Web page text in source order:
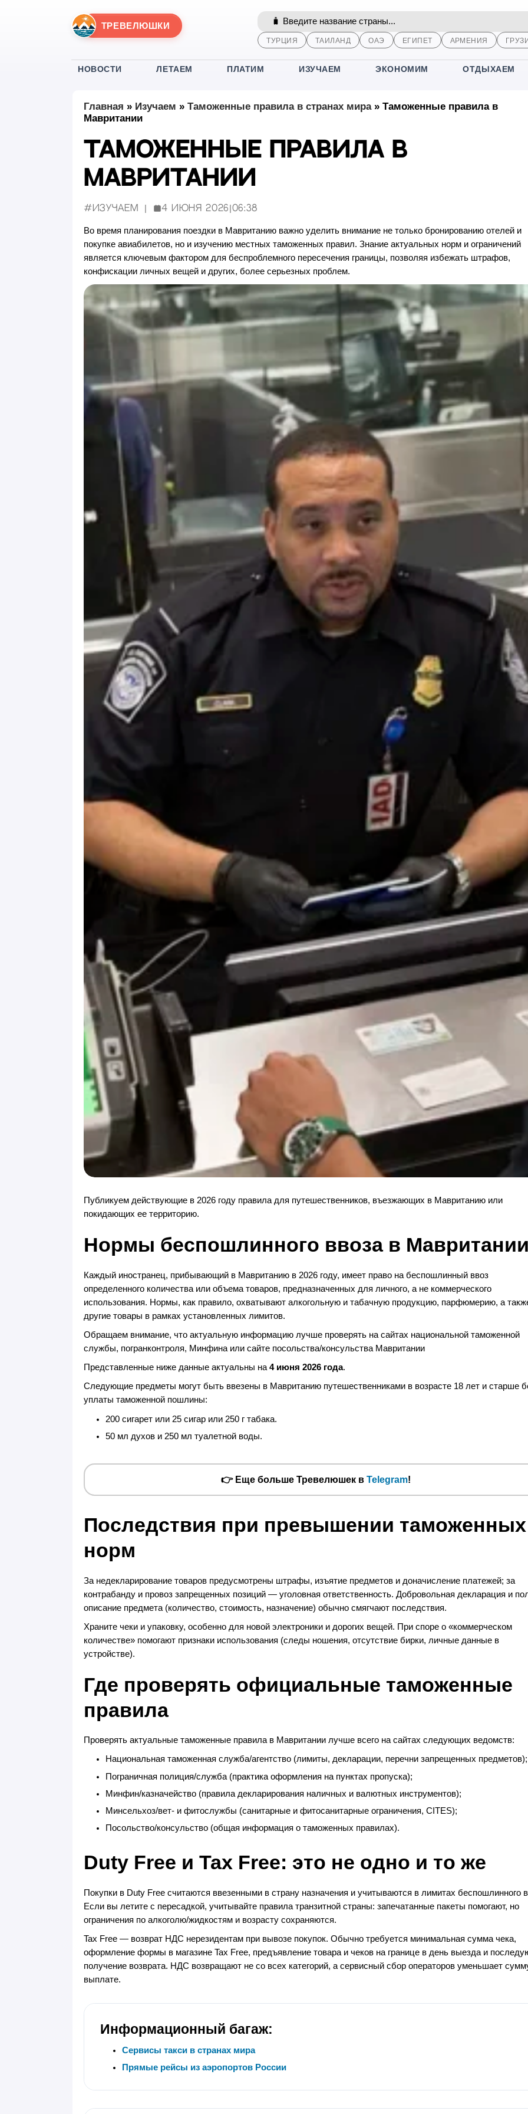
ТРЕВЕЛЮШКИ
ТУРЦИЯ ТАИЛАНД ОАЭ ЕГИПЕТ АРМЕНИЯ
НОВОСТИ ЛЕТАЕМ ПЛАТИМ ИЗУЧАЕМ ЭКОНОМИМ ОТДЫХАЕМ
Главная » Изучаем » Таможенные правила в странах мира» Таможенные правила в
Мавритании
Таможенные правила в
Мавритании
#Изучаем Опубликовано:
4 июня 2026 06:38
Во время планирования поездки в Мавританию важно уделить внимание не только бронированию отелей и
покупке авиабилетов, но и изучению местных таможенных правил. Знание актуальных норм и ограничений
является ключевым фактором для беспроблемного пересечения границы, позволяя избежать штрафов,
конфискации личных вещей и других, более серьезных проблем.
Публикуем действующие в 2026 году правила для путешественников, въезжающих в Мавританию или
покидающих ее территорию.
Нормы беспошлинного ввоза в
Каждый иностранец, прибывающий в Мавританию в 2026 году, имеет право на беспошлинный ввоз
определенного количества или объема товаров, предназначенных для личного, а не коммерческого
использования. Нормы, как правило, охватывают алкогольную и табачную продукцию, парфюмерию, а
другие товары в рамках установленных лимитов.
Обращаем внимание, что актуальную информацию лучше проверять на сайтах национальной таможенной
службы, погранконтроля, Минфина или сайте посольства/консульства Мавритании
Представленные ниже данные актуальны на4 июня 2026 года.
Следующие предметы могут быть ввезены в Мавританию путешественниками в возрасте 18 лет и старше
уплаты таможенной пошлины:
200 сигарет или 25 сигар или 250 г табака.
50 мл духов и 250 мл туалетной воды.
👉 Еще больше Тревелюшек вTelegram!
Последствия при превышении таможенных
норм
За недекларирование товаров предусмотрены штрафы, изъятие предметов и доначисление платежей; за
контрабанду и провоз запрещенных позиций — уголовная ответственность. Добровольная декларация и
описание предмета (количество, стоимость, назначение) обычно смягчают последствия.
Храните чеки и упаковку, особенно для новой электроники и дорогих вещей. При споре о «коммерческом
количестве» помогают признаки использования (следы ношения, отсутствие бирки, личные данные в
устройстве).
Где проверять официальные таможенные
правила
Проверять актуальные таможенные правила в Мавритании лучше всего на сайтах следующих ведомств:
Национальная таможенная служба/агентство (лимиты, декларации, перечни запрещенных предметов);
Пограничная полиция/служба (практика оформления на пунктах пропуска);
Минфин/казначейство (правила декларирования наличных и валютных инструментов);
Минсельхоз/вет- и фитослужбы (санитарные и фитосанитарные ограничения, CITES);
Посольство/консульство (общая информация о таможенных правилах).
Duty Free и Tax Free: это не одно и то же
Покупки в Duty Free считаются ввезенными в страну назначения и учитываются в лимитах беспошлинного
Если вы летите с пересадкой, учитывайте правила транзитной страны: запечатанные пакеты помогают, но
ограничения по алкоголю/жидкостям и возрасту сохраняются.
Tax Free — возврат НДС нерезидентам при вывозе покупок. Обычно требуется минимальная сумма чека,
оформление формы в магазине Tax Free, предъявление товара и чеков на границе в день выезда и
получение возврата. НДС возвращают не со всех категорий, а сервисный сбор операторов уменьшает
выплате.
Информационный багаж:
Сервисы такси в странах мира
Прямые рейсы из аэропортов России